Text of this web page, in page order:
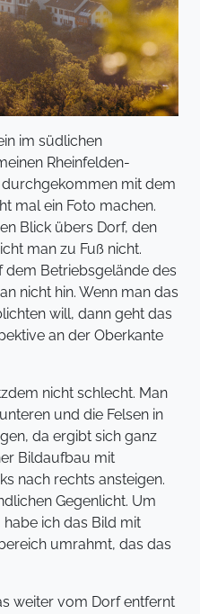
im südlichen
Rheinfelden-
mit dem
mal ein Foto machen.
Blick übers Dorf, den
man zu Fuß nicht.
dem Betriebsgelände des
nicht hin. Wenn man das
will, dann geht das
an der Oberkante
nicht schlecht. Man
und die Felsen in
da ergibt sich ganz
Bildaufbau mit
nach rechts ansteigen.
Gegenlicht. Um
ich das Bild mit
umrahmt, das das
weiter vom Dorf entfernt